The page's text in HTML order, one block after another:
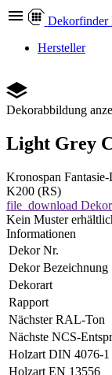
Dekorfinder
Hersteller
Dekorabbildung
Light Grey
Kronospan
K200 (RS)
file_download
Kein Muster
Informationen
Dekor Nr.
Dekor Bezeichnung
Dekorart
Rapport
Nächster RAL-Ton
Nächste NCS-
Holzart DIN 4076-1
Holzart EN 13556